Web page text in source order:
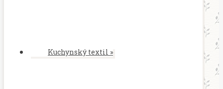
Kuchynský textil »